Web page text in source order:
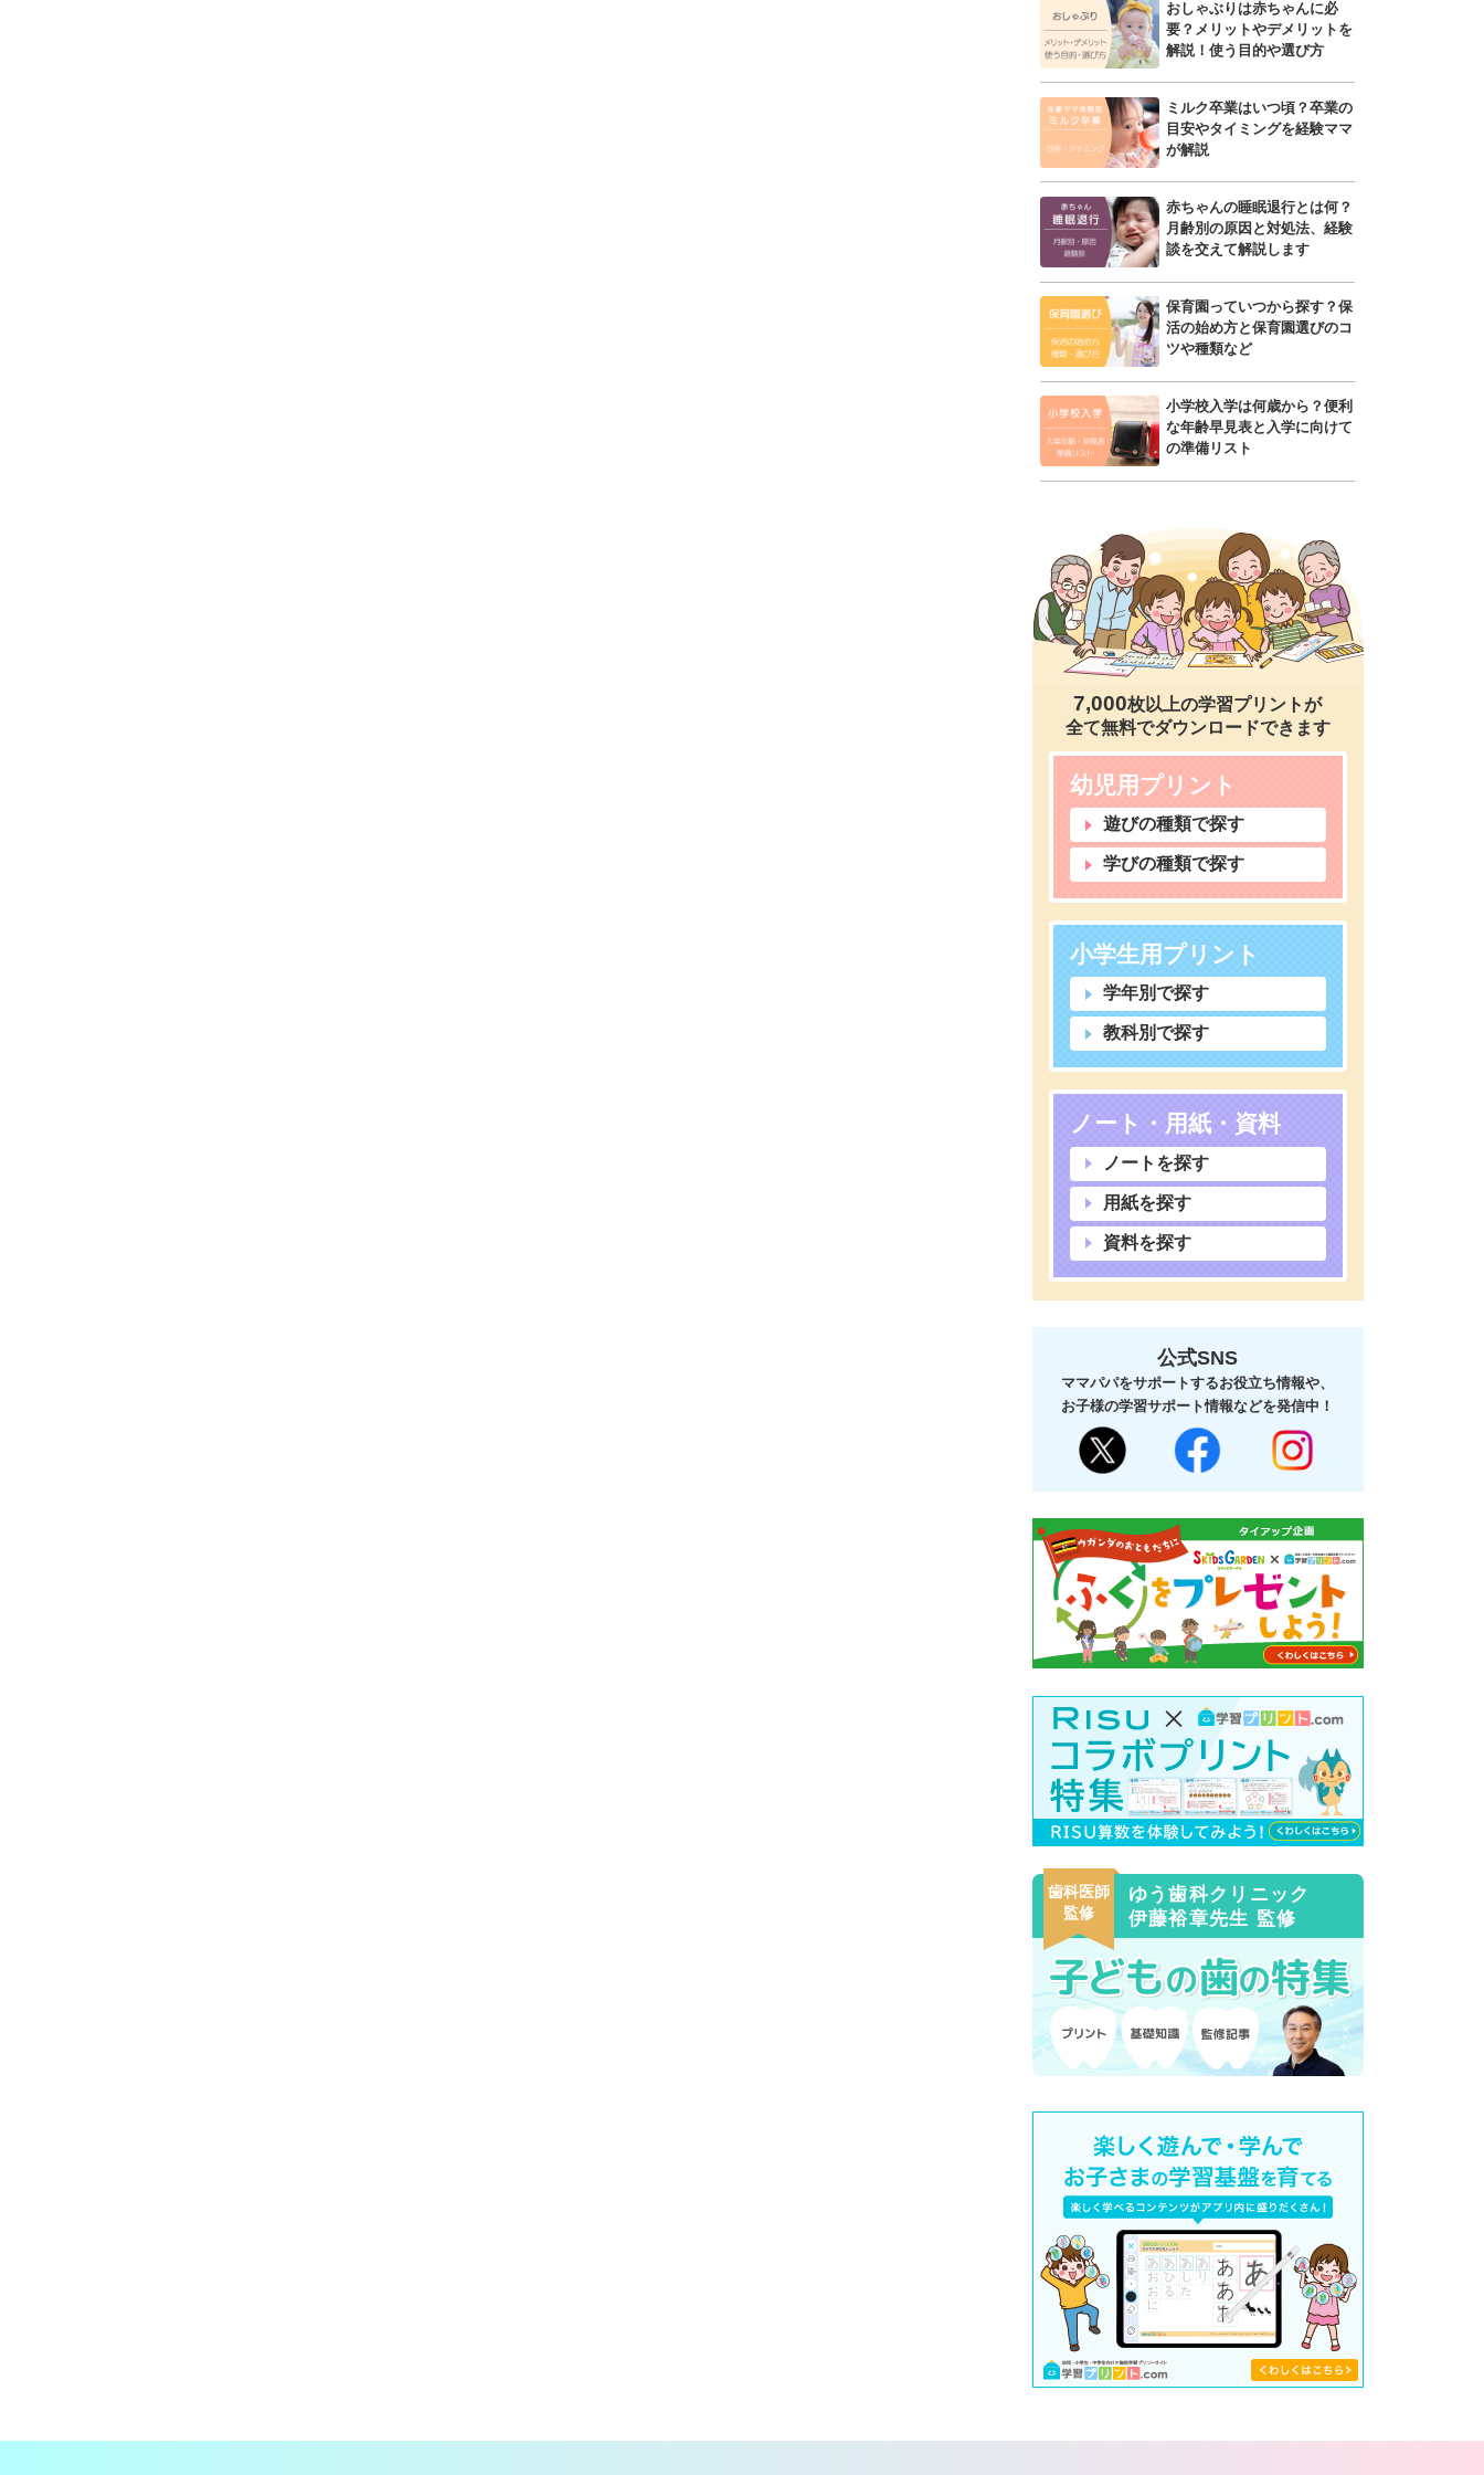
おしゃぶりは赤ちゃんに必
要？メリットやデメリットを
解説！使う目的や選び方
ミルク卒業はいつ頃？卒業の
目安やタイミングを経験ママ
が解説
赤ちゃんの睡眠退行とは何？
月齢別の原因と対処法、経験
談を交えて解説します
保育園っていつから探す？保
活の始め方と保育園選びのコ
ツや種類など
小学校入学は何歳から？便利
な年齢早見表と入学に向けて
の準備リスト
7,000枚以上の学習プリントが
全て無料でダウンロードできます
幼児用プリント
遊びの種類で探す
学びの種類で探す
小学生用プリント
学年別で探す
教科別で探す
ノート・用紙・資料
ノートを探す
用紙を探す
資料を探す
公式SNS
ママパパをサポートするお役立ち情報や、
お子様の学習サポート情報などを発信中！
歯科医師
監修
ゆう歯科クリニック
伊藤裕章先生 監修